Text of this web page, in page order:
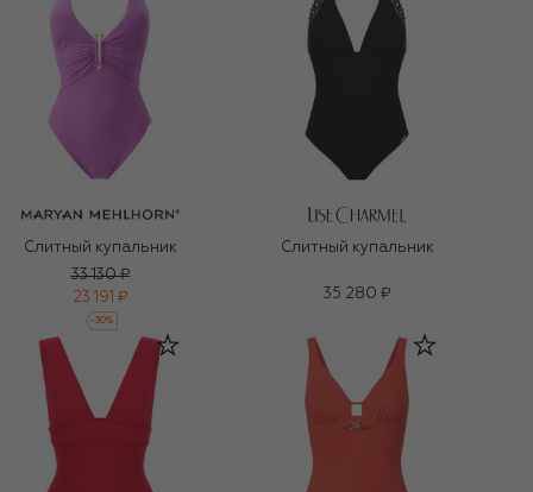
Слитный купальник
33 130 ₽
23 191 ₽
-30%
Слитный купальник
35 280 ₽